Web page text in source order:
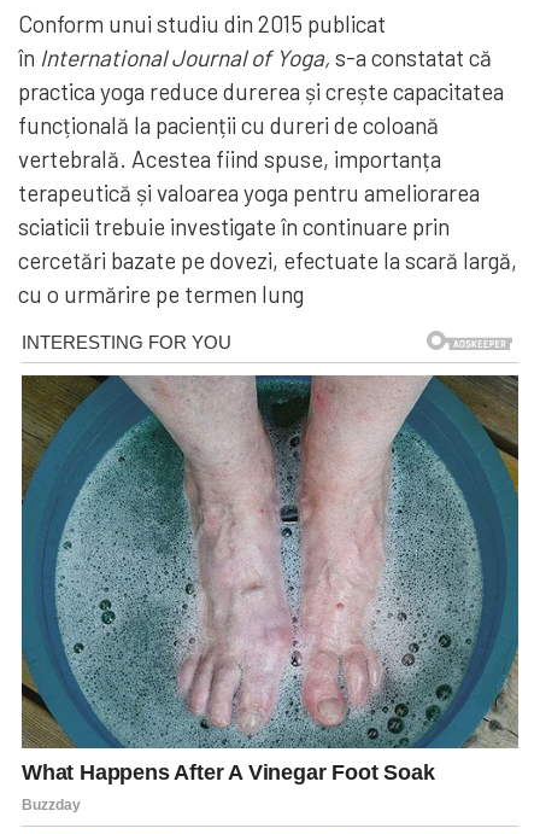
Conform unui studiu din 2015 publicat
în International Journal of Yoga, s-a constatat că
practica yoga reduce durerea și crește capacitatea
funcțională la pacienții cu dureri de coloană
vertebrală. Acestea fiind spuse, importanța
terapeutică și valoarea yoga pentru ameliorarea
sciaticii trebuie investigate în continuare prin
cercetări bazate pe dovezi, efectuate la scară largă,
cu o urmărire pe termen lung